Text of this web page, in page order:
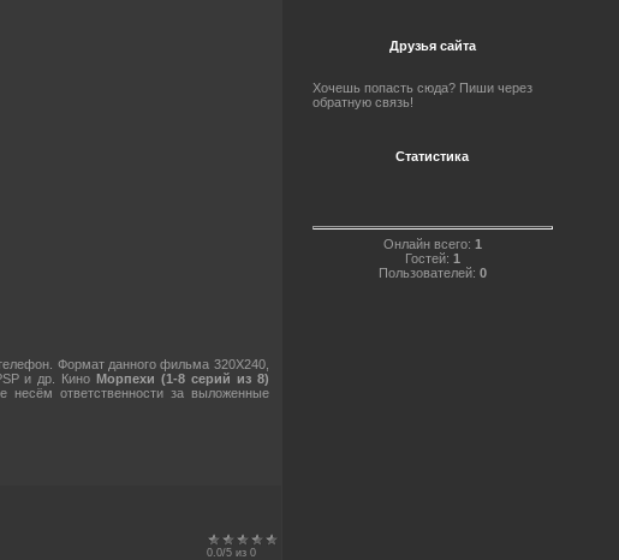
Формат данного фильма 320X240,
и др. КиноМорпехи (1-8 серий из 8)
ответственности за выложенные
0.0/5из 0
Друзья сайта
Хочешь попасть сюда? Пиши через
обратную связь!
Статистика
Онлайн всего: 1
Гостей: 1
Пользователей: 0